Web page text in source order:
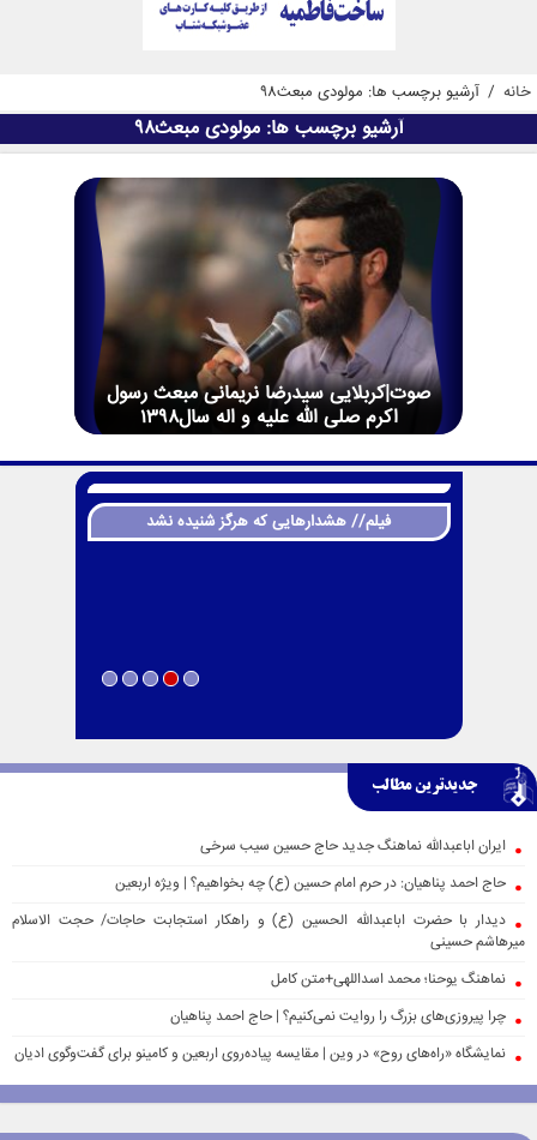
خانه / آرشیو برچسب ها: مولودی مبعث98
آرشیو برچسب ها:مولودی مبعث98
صوت|کربلایی سیدرضا نریمانی مبعث رسول
اکرم صلی الله علیه و اله سال1398
فیلم// هشدارهایی که هرگز شنیده نشد
جدیدترین مطالب
ایران اباعبدالله نماهنگ جدید حاج حسین سیب سرخی
حاج احمد پناهیان: در حرم امام حسین (ع) چه بخواهیم؟ | ویژه اربعین
دیدار با حضرت اباعبدالله الحسین (ع) و راهکار استجابت حاجات/ حجت الاسلام
میرهاشم حسینی
نماهنگ یوحنا؛ محمد اسداللهی+متن کامل
چرا پیروزی‌های بزرگ را روایت نمی‌کنیم؟ | حاج احمد پناهیان
نمایشگاه «راه‌های روح» در وین | مقایسه پیاده‌روی اربعین و کامینو برای گفت‌وگوی ادیان